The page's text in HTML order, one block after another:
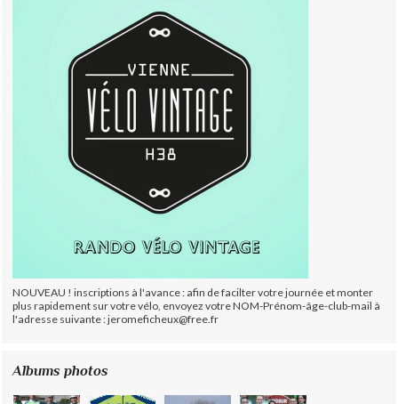
NOUVEAU ! inscriptions à l'avance : afin de facilter votre journée et monter
plus rapidement sur votre vélo, envoyez votre NOM-Prénom-âge-club-mail à
l'adresse suivante : jeromeficheux@free.fr
Albums photos